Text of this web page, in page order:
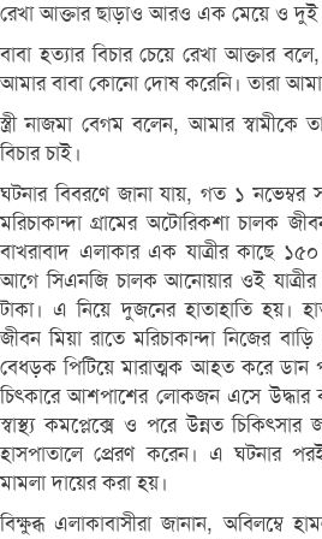
রেখা আক্তার ছাড়াও আরও এক মেয়ে ও দুই
বাবা হত্যার বিচার চেয়ে রেখা আক্তার
আমার বাবা কোনো দোষ করেনি। তারা
স্ত্রী নাজমা বেগম বলেন, আমার স্বামীকে
বিচার চাই।
ঘটনার বিবরণে জানা যায়, গত ১ নভেম্বর
মরিচাকান্দা গ্রামের অটোরিকশা চালক
বাখরাবাদ এলাকার এক যাত্রীর কাছে
আগে সিএনজি চালক আনোয়ার ওই যাত্রীর
টাকা। এ নিয়ে দুজনের হাতাহাতি হয়।
জীবন মিয়া রাতে মরিচাকান্দা নিজের
বেধড়ক পিটিয়ে মারাত্মক আহত করে ডান
চিৎকারে আশপাশের লোকজন এসে উদ্ধার
স্বাস্থ্য কমপ্লেক্সে ও পরে উন্নত
হাসপাতালে প্রেরণ করেন। এ ঘটনার
মামলা দায়ের করা হয়।
বিক্ষুব্ধ এলাকাবাসীরা জানান, অবিলম্বে